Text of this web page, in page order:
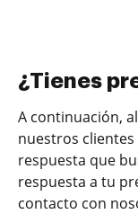
¿Tienes
A continuación,
nuestros
respuesta que
respuesta a tu
contacto con